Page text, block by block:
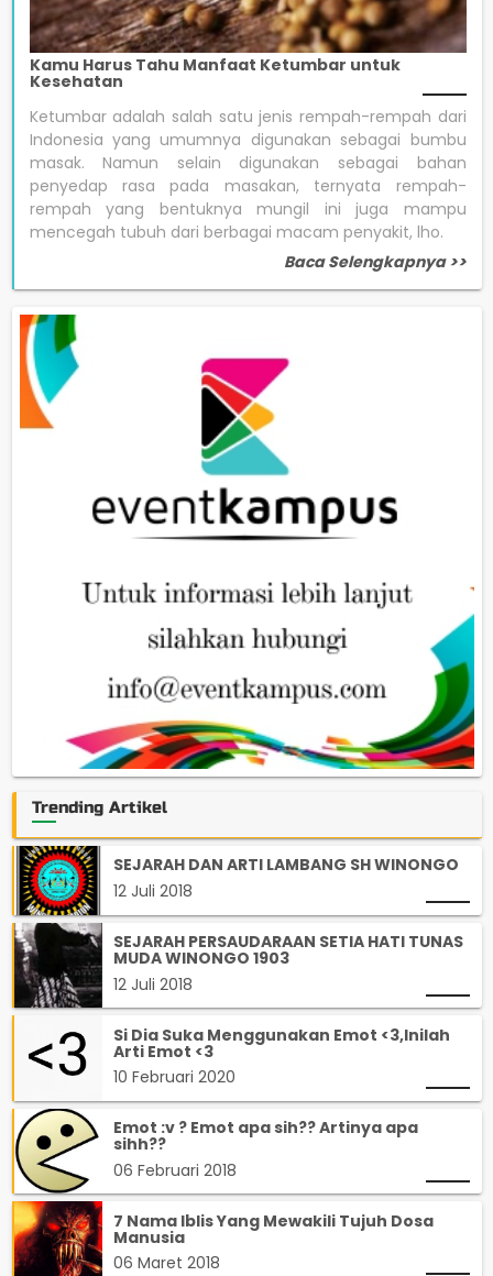
Kamu Harus Tahu Manfaat Ketumbar untuk
Kesehatan
Ketumbar adalah salah satu jenis rempah-rempah dari
Indonesia yang umumnya digunakan sebagai bumbu
masak. Namun selain digunakan sebagai bahan
penyedap rasa pada masakan, ternyata rempah-
rempah yang bentuknya mungil ini juga mampu
mencegah tubuh dari berbagai macam penyakit, lho.
Baca Selengkapnya >>
Trending Artikel
SEJARAH DAN ARTI LAMBANG SH WINONGO
12 Juli 2018
SEJARAH PERSAUDARAAN SETIA HATI TUNAS
MUDA WINONGO 1903
12 Juli 2018
Si Dia Suka Menggunakan Emot <3,Inilah
Arti Emot <3
10 Februari 2020
Emot :v ? Emot apa sih?? Artinya apa
sihh??
06 Februari 2018
7 Nama Iblis Yang Mewakili Tujuh Dosa
Manusia
06 Maret 2018